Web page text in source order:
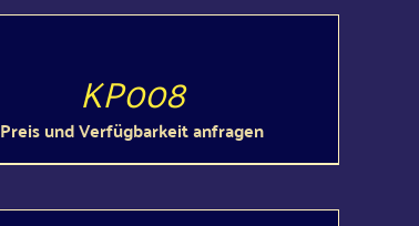
KP008
Preis und Verfügbarkeit anfragen